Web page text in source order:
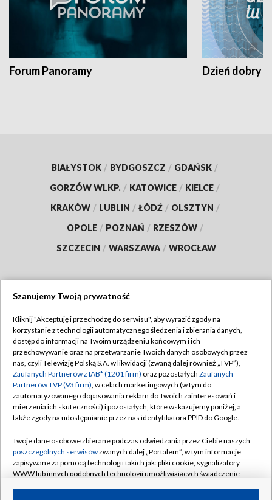
Forum Panoramy Dzień dobry
BIAŁYSTOK / BYDGOSZCZ / GDAŃSK /
GORZÓW WLKP. / KATOWICE / KIELCE /
KRAKÓW / LUBLIN / ŁÓDŹ / OLSZTYN /
OPOLE / POZNAŃ / RZESZÓW /
SZCZECIN / WARSZAWA / WROCŁAW
TVP
Abonament TVP
Emisja w TVP
Centrum informacji TVP
Naziemna Telewizja Cyfrowa
Rada Programowa
System NOS
Informacje o nadawcy
Regulamin TVP
Polityka prywatności
Moje zgody
Pomoc
Kontakt
Kanały
Szanujemy Twoją prywatność
Kliknij "Akceptuję i przechodzę do serwisu", aby wyrazić zgody na
korzystanie z technologii automatycznego śledzenia i zbierania danych,
dostęp do informacji na Twoim urządzeniu końcowym i ich
przechowywanie oraz na przetwarzanie Twoich danych osobowych przez
nas, czyli Telewizję Polską S.A. w likwidacji (zwaną dalej również „TVP”),
Zaufanych Partnerów z IAB* (1201 firm) oraz pozostałych Zaufanych
Partnerów TVP (93 firm), w celach marketingowych (w tym do
zautomatyzowanego dopasowania reklam do Twoich zainteresowań i
mierzenia ich skuteczności) i pozostałych, które wskazujemy poniżej, a
także zgody na udostępnianie przez nas identyfikatora PPID do Google.
Twoje dane osobowe zbierane podczas odwiedzania przez Ciebie naszych
poszczególnych serwisówzwanych dalej „Portalem”, w tym informacje
zapisywane za pomocą technologii takich jak: pliki cookie, sygnalizatory
WWW lub innych podobnych technologii umożliwiających świadczenie